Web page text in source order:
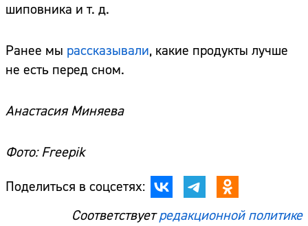
шиповника и т. д.
Ранее мы рассказывали, какие продукты лучше
не есть перед сном.
Анастасия Миняева
Фото: Freepik
Поделиться в соцсетях:
Соответствуетредакционной политике